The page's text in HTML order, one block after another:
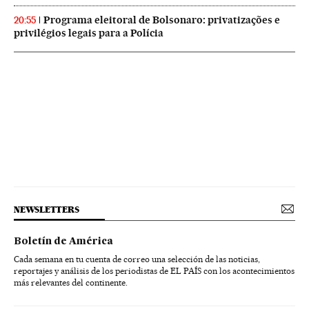
20:55
Programa eleitoral de Bolsonaro: privatizações e
privilégios legais para a Polícia
NEWSLETTERS
Boletín de América
Cada semana en tu cuenta de correo una selección de las noticias,
reportajes y análisis de los periodistas de EL PAÍS con los acontecimientos
más relevantes del continente.